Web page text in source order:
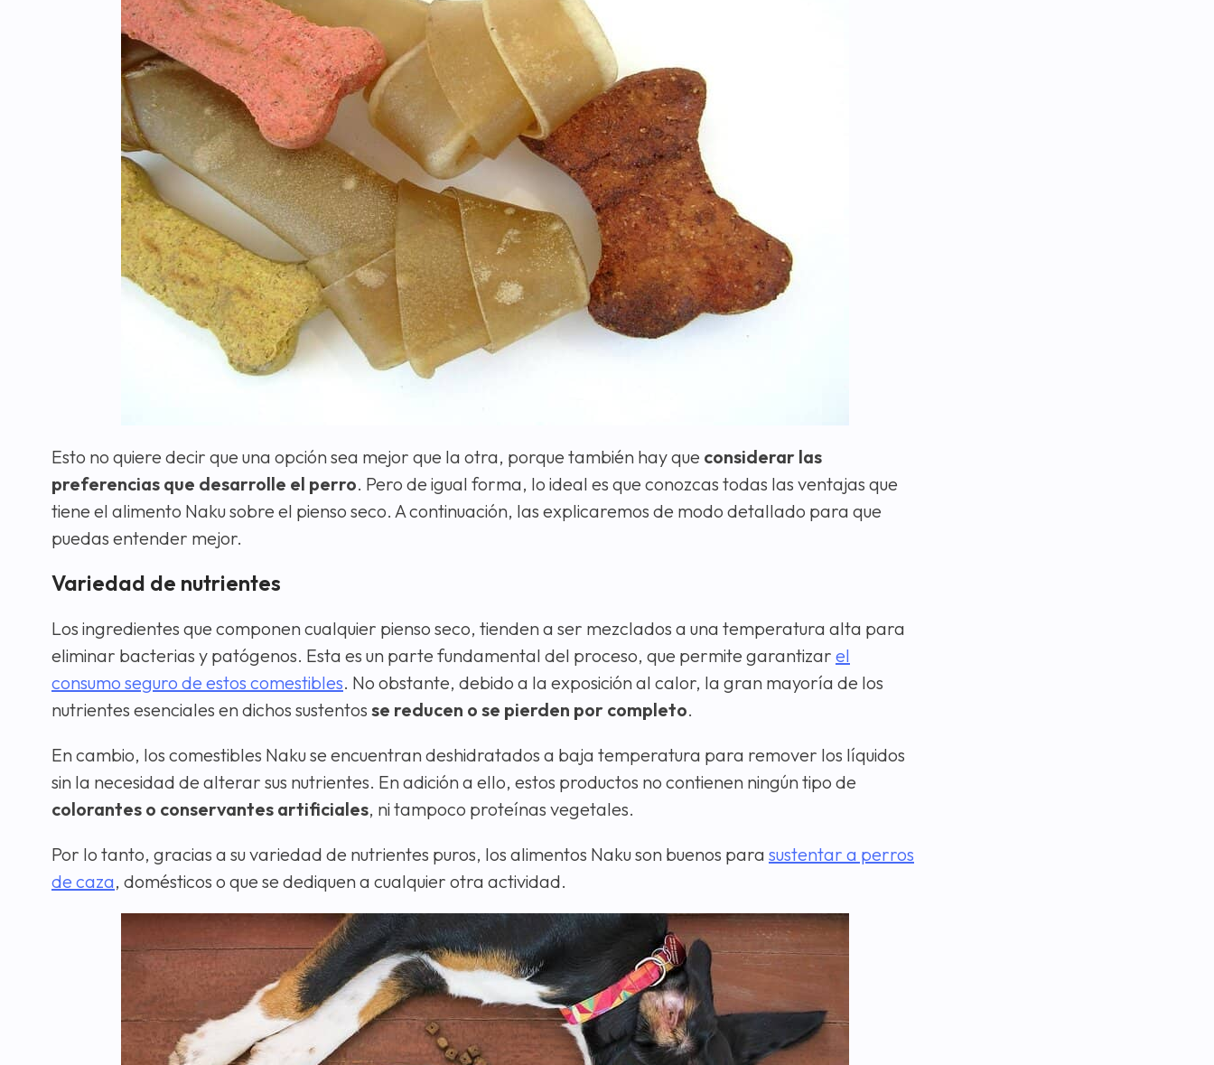
Esto no quiere decir que una opción sea mejor que la otra, porque también hay que considerar las
preferencias que desarrolle el perro. Pero de igual forma, lo ideal es que conozcas todas las ventajas que
tiene el alimento Naku sobre el pienso seco. A continuación, las explicaremos de modo detallado para que
puedas entender mejor.
Variedad de nutrientes
Los ingredientes que componen cualquier pienso seco, tienden a ser mezclados a una temperatura alta para
eliminar bacterias y patógenos. Esta es un parte fundamental del proceso, que permite garantizar el
consumo seguro de estos comestibles. No obstante, debido a la exposición al calor, la gran mayoría de los
nutrientes esenciales en dichos sustentos se reducen o se pierden por completo.
En cambio, los comestibles Naku se encuentran deshidratados a baja temperatura para remover los líquidos
sin la necesidad de alterar sus nutrientes. En adición a ello, estos productos no contienen ningún tipo de
colorantes o conservantes artificiales, ni tampoco proteínas vegetales.
Por lo tanto, gracias a su variedad de nutrientes puros, los alimentos Naku son buenos para sustentar a perros
de caza, domésticos o que se dediquen a cualquier otra actividad.